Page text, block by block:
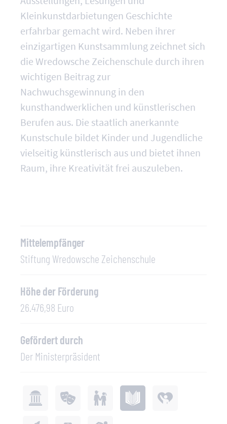
Kleinkunstdarbietungen Geschichte
erfahrbar gemacht wird. Neben ihrer
einzigartigen Kunstsammlung zeichnet sich
die Wredowsche Zeichenschule durch ihren
wichtigen Beitrag zur
Nachwuchsgewinnung in den
kunsthandwerklichen und künstlerischen
Berufen aus. Die staatlich anerkannte
Kunstschule bildet Kinder und Jugendliche
vielseitig künstlerisch aus und bietet ihnen
Raum, ihre Kreativität frei auszuleben.
Mittelempfänger
Stiftung Wredowsche Zeichenschule
Höhe der Förderung
26.476,98 Euro
Gefördert durch
Der Ministerpräsident